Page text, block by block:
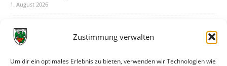
Zustimmung verwalten
Um dir ein optimales Erlebnis zu bieten, verwenden wir Technologien wie
1. August 2026
31. Juli 2026
30. Juli 2026